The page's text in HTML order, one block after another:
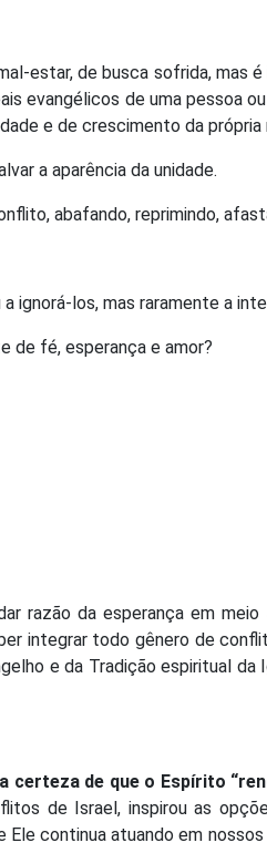
estar, de busca sofrida, mas
evangélicos de uma pessoa
e de crescimento da
a aparência da unidade.
abafando, reprimindo,
ignorá-los, mas raramente a
de fé, esperança e amor?
razão da esperança em
integrar todo gênero de
e da Tradição espiritual da
certeza de que o Espírito
de Israel, inspirou as
continua atuando em nossos